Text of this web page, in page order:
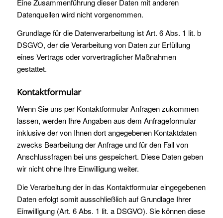
Eine Zusammenführung dieser Daten mit anderen
Datenquellen wird nicht vorgenommen.
Grundlage für die Datenverarbeitung ist Art. 6 Abs. 1 lit. b
DSGVO, der die Verarbeitung von Daten zur Erfüllung
eines Vertrags oder vorvertraglicher Maßnahmen
gestattet.
Kontaktformular
Wenn Sie uns per Kontaktformular Anfragen zukommen
lassen, werden Ihre Angaben aus dem Anfrageformular
inklusive der von Ihnen dort angegebenen Kontaktdaten
zwecks Bearbeitung der Anfrage und für den Fall von
Anschlussfragen bei uns gespeichert. Diese Daten geben
wir nicht ohne Ihre Einwilligung weiter.
Die Verarbeitung der in das Kontaktformular eingegebenen
Daten erfolgt somit ausschließlich auf Grundlage Ihrer
Einwilligung (Art. 6 Abs. 1 lit. a DSGVO). Sie können diese